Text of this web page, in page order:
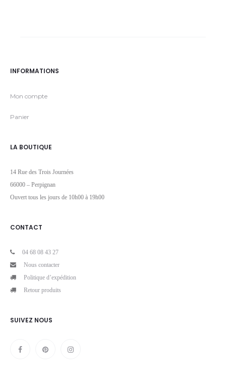
INFORMATIONS
Mon compte
Panier
LA BOUTIQUE
14 Rue des Trois Journées
66000 – Perpignan
Ouvert tous les jours de 10h00 à 19h00
CONTACT
04 68 08 43 27
Nous contacter
Politique d’expédition
Retour produits
SUIVEZ NOUS